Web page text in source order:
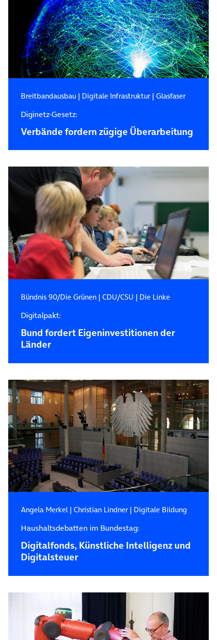
Breitbandausbau| Digitale Infrastruktur| Glasfaser
Diginetz-Gesetz:
Verbände fordern zügige Überarbeitung
Bündnis 90/Die Grünen| CDU/CSU | Die Linke
Digitalpakt:
Bund fordert Eigeninvestitionen der
Länder
Angela Merkel| Christian Lindner| Digitale Bildung
Haushaltsdebatten im Bundestag:
Digitalfonds, Künstliche Intelligenz und
Digitalsteuer